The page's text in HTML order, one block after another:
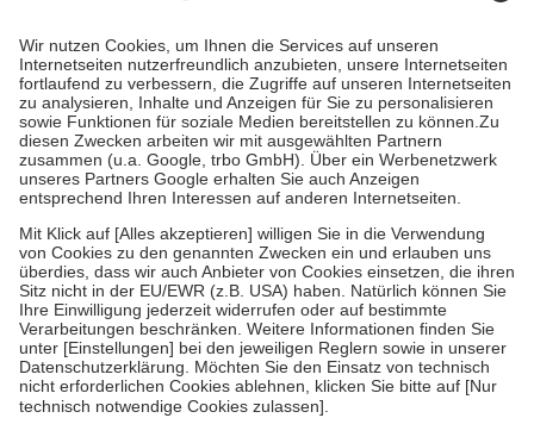
höchstens zehn Euro.
Es sind jedoch nie mehr als die
tatsächlichen Kosten der Leistung zu entrichten.
Diese Regeln gelten grundsätzlich auch für Online-Apotheken.
Bei Heilmitteln und häuslicher Krankenpflege beträgt die
Zuzahlung zehn Prozent der Kosten sowie zehn Euro je
Verordnung.
Um das Engagement der Versicherten für ihre eigene Gesundheit
zu stärken und die besondere Stellung der Familie zu unterstützen,
fallenkeine Zuzahlungenan bei:
• Kindern und Jugendlichen bis zum vollendeten 18. Lebensjahr
mit Ausnahme der Fahrkosten
• Untersuchungen zur Vorsorge und Früherkennung, die von der
GKV getragen werden
• empfohlenen Schutzimpfungen
• Harn- und Blutteststreifen